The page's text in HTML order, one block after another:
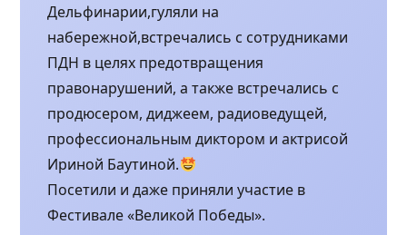
Дельфинарии,гуляли на
набережной,встречались с сотрудниками
ПДН в целях предотвращения
правонарушений, а также встречались с
продюсером, диджеем, радиоведущей,
профессиональным диктором и актрисой
Ириной Баутиной.
Посетили и даже приняли участие в
Фестивале «Великой Победы».